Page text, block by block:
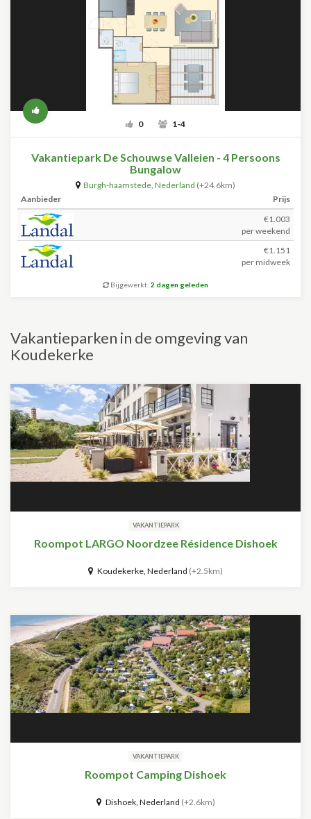
0 1-4
Vakantiepark De Schouwse Valleien - 4 Persoons
Bungalow
Burgh-haamstede, Nederland (+24.6km)
Aanbieder
Prijs
€1.003
per weekend
€1.151
per midweek
Bijgewerkt: 2 dagen geleden
Vakantieparken in de omgeving van
Koudekerke
VAKANTIEPARK
Roompot LARGO Noordzee Résidence Dishoek
Koudekerke, Nederland (+2.5km)
VAKANTIEPARK
Roompot Camping Dishoek
Dishoek, Nederland (+2.6km)